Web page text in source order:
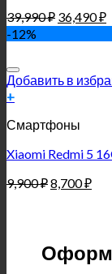
39,990₽ 36,490₽
-12%
Добавить в
+
Смартфоны
Xiaomi Redmi 5
9,900₽8,700₽